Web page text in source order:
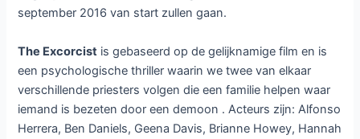
september 2016 van start zullen gaan.
The Excorcist is gebaseerd op de gelijknamige film en is
een psychologische thriller waarin we twee van elkaar
verschillende priesters volgen die een familie helpen waar
iemand is bezeten door een demoon . Acteurs zijn: Alfonso
Herrera, Ben Daniels, Geena Davis, Brianne Howey, Hannah